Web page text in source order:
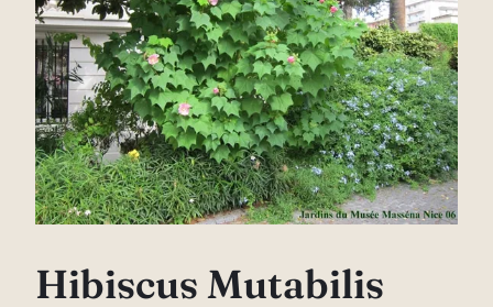
Hibiscus Mutabilis